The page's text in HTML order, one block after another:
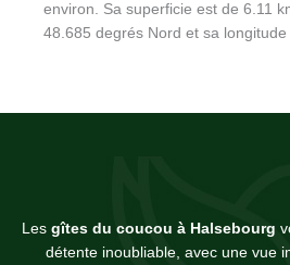
environ. Sa superficie est de 6.11
48.685 degrés Nord et sa
Les gîtes du coucou à Halsebourg
détente inoubliable, avec une vue